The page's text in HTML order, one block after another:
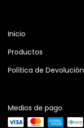
Inicio
Productos
Política de Devolución
Medios de pago